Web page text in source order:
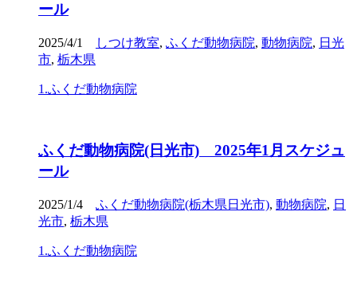
ール
2025/4/1 しつけ教室, ふくだ動物病院, 動物病院, 日光
市, 栃木県
1.ふくだ動物病院
ふくだ動物病院(日光市) 2025年1月スケジュ
ール
2025/1/4 ふくだ動物病院(栃木県日光市), 動物病院, 日
光市, 栃木県
1.ふくだ動物病院